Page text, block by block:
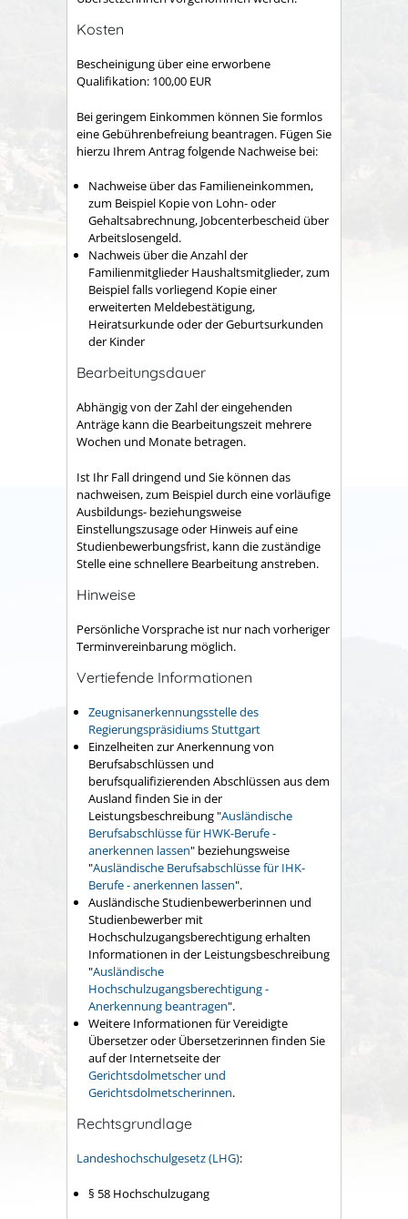
Kosten
Bescheinigung über eine erworbene
Qualifikation: 100,00 EUR
Bei geringem Einkommen können Sie formlos
eine Gebührenbefreiung beantragen. Fügen Sie
hierzu Ihrem Antrag folgende Nachweise bei:
Nachweise über das Familieneinkommen,
zum Beispiel Kopie von Lohn- oder
Gehaltsabrechnung, Jobcenterbescheid über
Arbeitslosengeld.
Nachweis über dieAnzahl der
Familienmitglieder Haushaltsmitglieder,zum
Beispielfalls vorliegend Kopie einer
erweiterten Meldebestätigung,
Heiratsurkunde oder der Geburtsurkunden
der Kinder
Bearbeitungsdauer
Abhängig von der Zahl der eingehenden
Anträge kann die Bearbeitungszeit mehrere
Wochen und Monate betragen.
Ist Ihr Fall dringend und Sie können das
nachweisen, zum Beispiel durch eine vorläufige
Ausbildungs- beziehungsweise
Einstellungszusage oder Hinweis auf eine
Studienbewerbungsfrist, kann die zuständige
Stelle eine schnellere Bearbeitung anstreben.
Hinweise
Persönliche Vorsprache ist nur nach vorheriger
Terminvereinbarung möglich.
Vertiefende Informationen
Zeugnisanerkennungsstelle des
Regierungspräsidiums Stuttgart
Einzelheiten zur Anerkennung von
Berufsabschlüssen und
berufsqualifizierenden Abschlüssen aus dem
Ausland finden Sie in der
Leistungsbeschreibung "Ausländische
Berufsabschlüsse für HWK-Berufe -
anerkennen lassen" beziehungsweise
"Ausländische Berufsabschlüsse für IHK-
Berufe - anerkennen lassen".
Ausländische Studienbewerberinnen und
Studienbewerber mit
Hochschulzugangsberechtigung erhalten
Informationen in der Leistungsbeschreibung
"Ausländische
Hochschulzugangsberechtigung -
Anerkennung beantragen".
Weitere Informationen für Vereidigte
Übersetzer oder Übersetzerinnen finden Sie
auf der Internetseite der
Gerichtsdolmetscher und
Gerichtsdolmetscherinnen.
Rechtsgrundlage
Landeshochschulgesetz (LHG):
§ 58 Hochschulzugang